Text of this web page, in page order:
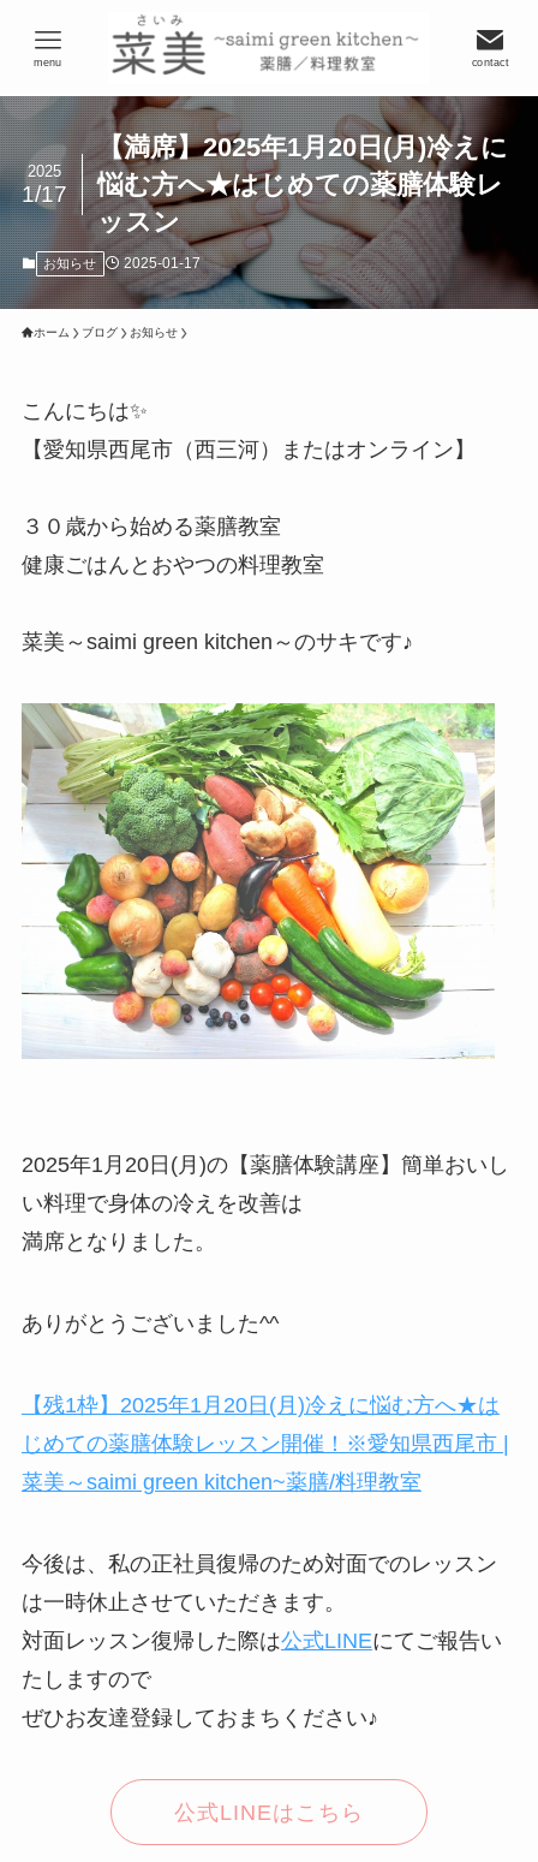
contact
menu
【満席】2025年1月20日(月)冷えに
悩む方へ★はじめての薬膳体験レ
ッスン
2025
1/17
お知らせ 2025-01-17
ホーム ブログ お知らせ
こんにちは✨
【愛知県西尾市（西三河）またはオンライン】
３０歳から始める薬膳教室
健康ごはんとおやつの料理教室
菜美～saimi green kitchen～のサキです♪
2025年1月20日(月)の【薬膳体験講座】簡単おいし
い料理で身体の冷えを改善は
満席となりました。
ありがとうございました^^
【残1枠】2025年1月20日(月)冷えに悩む方へ★は
じめての薬膳体験レッスン開催！※愛知県西尾市 |
菜美～saimi green kitchen~薬膳/料理教室
今後は、私の正社員復帰のため対面でのレッスン
は一時休止させていただきます。
対面レッスン復帰した際は公式LINEにてご報告い
たしますので
ぜひお友達登録しておまちください♪
公式LINEはこちら